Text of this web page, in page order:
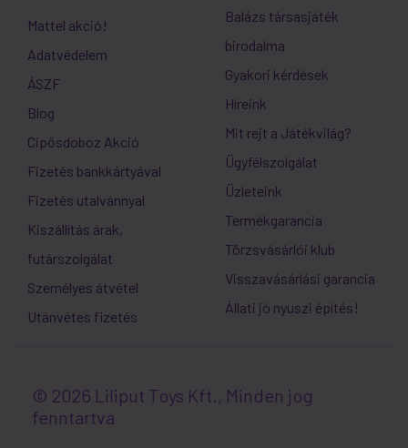
Mattel akció!
Adatvédelem
ÁSZF
Blog
Cipősdoboz Akció
Fizetés bankkártyával
Fizetés utalvánnyal
Kiszállítás árak,
futárszolgálat
Személyes átvétel
Utánvétes fizetés
Balázs társasjáték
birodalma
Gyakori kérdések
Híreink
Mit rejt a Játékvilág?
Ügyfélszolgálat
Üzleteink
Termékgarancia
Törzsvásárlói klub
Visszavásárlási garancia
Állati jó nyuszi építés!
© 2026 Liliput Toys Kft., Minden jog
fenntartva